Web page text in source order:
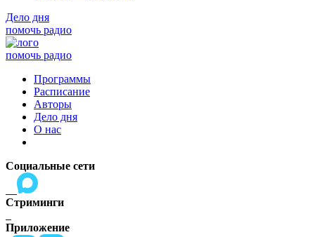
Дело дня
помочь радио
помочь радио
Программы
Расписание
Авторы
Дело дня
О нас
Социальные сети
Стриминги
Приложение